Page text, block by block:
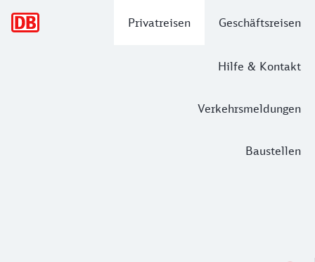
Privatreisen Geschäftsreisen
Hilfe & Kontakt
Verkehrsmeldungen
Baustellen